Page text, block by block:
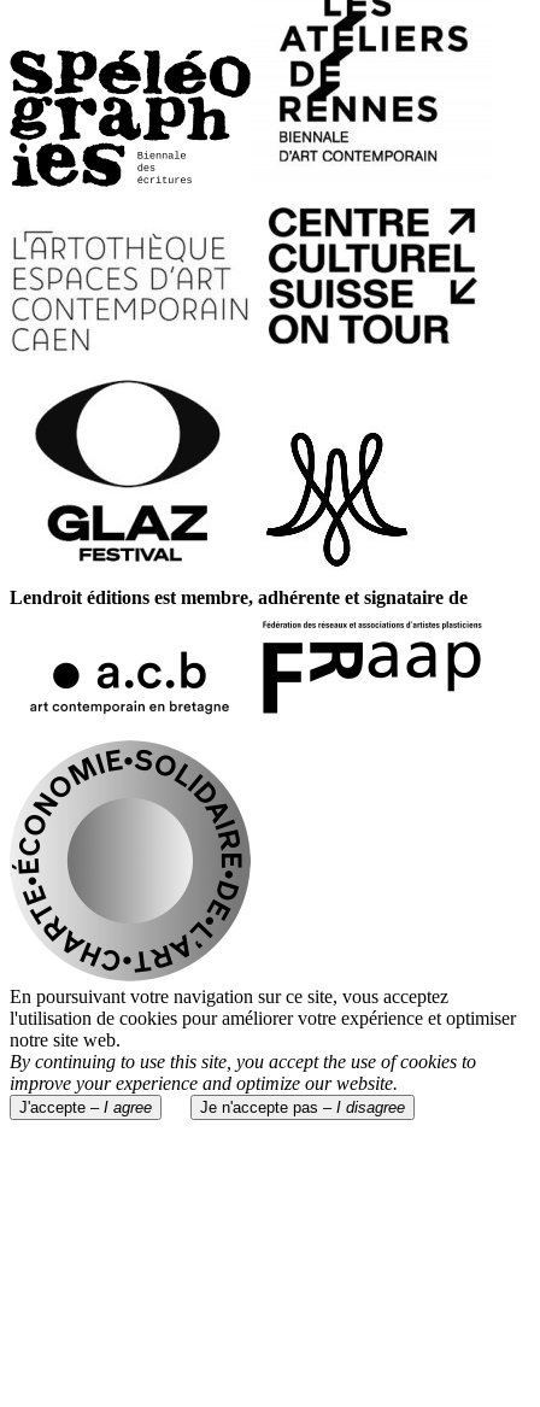
Lendroit éditions est membre, adhérente et signataire de
En poursuivant votre navigation sur ce site, vous acceptez
l'utilisation de cookies pour améliorer votre expérience et optimiser
notre site web.
By continuing to use this site, you accept the use of cookies to
improve your experience and optimize our website.
J'accepte – I agree Je n'accepte pas – I disagree